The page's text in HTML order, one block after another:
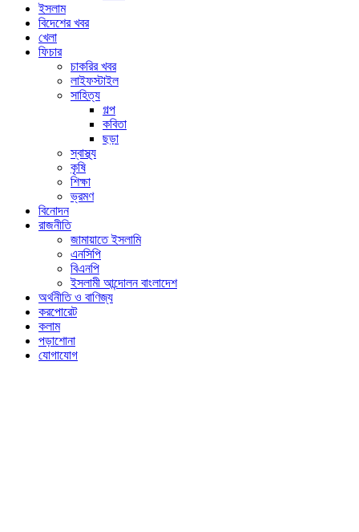
ইসলাম
বিদেশের খবর
খেলা
ফিচার
চাকরির খবর
লাইফস্টাইল
সাহিত্য
গল্প
কবিতা
ছড়া
স্বাস্থ্য
কৃষি
শিক্ষা
ভ্রমণ
বিনোদন
রাজনীতি
জামায়াতে ইসলামি
এনসিপি
বিএনপি
ইসলামী আন্দোলন বাংলাদেশ
অর্থনীতি ও বাণিজ্য
করপোরেট
কলাম
পড়াশোনা
যোগাযোগ